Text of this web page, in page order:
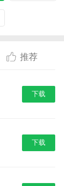
推荐
下载
下载